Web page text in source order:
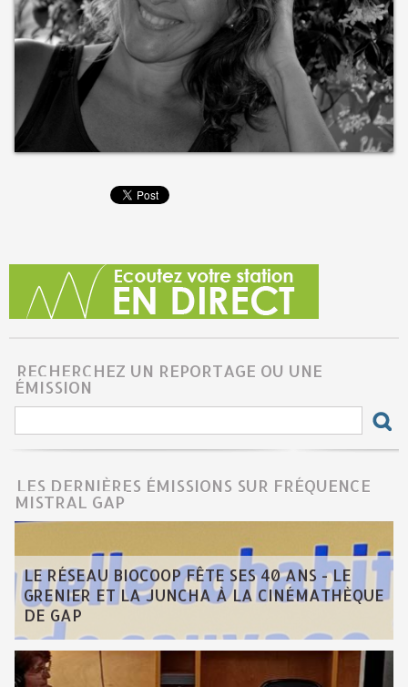
RECHERCHEZ UN REPORTAGE OU UNE
ÉMISSION
LES DERNIÈRES ÉMISSIONS SUR FRÉQUENCE
MISTRAL GAP
LE RÉSEAU BIOCOOP FÊTE SES 40 ANS - LE
GRENIER ET LA JUNCHA À LA CINÉMATHÈQUE
DE GAP